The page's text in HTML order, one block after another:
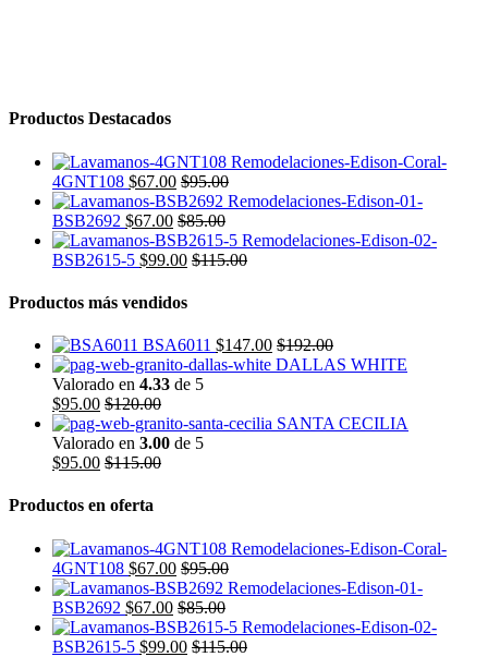
Productos Destacados
4GNT108 $67.00 $95.00
BSB2692 $67.00 $85.00
BSB2615-5 $99.00 $115.00
Productos más vendidos
BSA6011 $147.00 $192.00
DALLAS WHITE
Valorado en 4.33 de 5
$95.00 $120.00
SANTA CECILIA
Valorado en 3.00 de 5
$95.00 $115.00
Productos en oferta
4GNT108 $67.00 $95.00
BSB2692 $67.00 $85.00
BSB2615-5 $99.00 $115.00